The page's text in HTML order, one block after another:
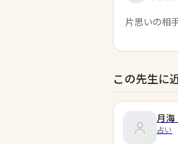
片思いの相
この先生に
月海
占い